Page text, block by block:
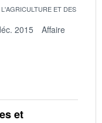
ET DES
2015
Affaire
et